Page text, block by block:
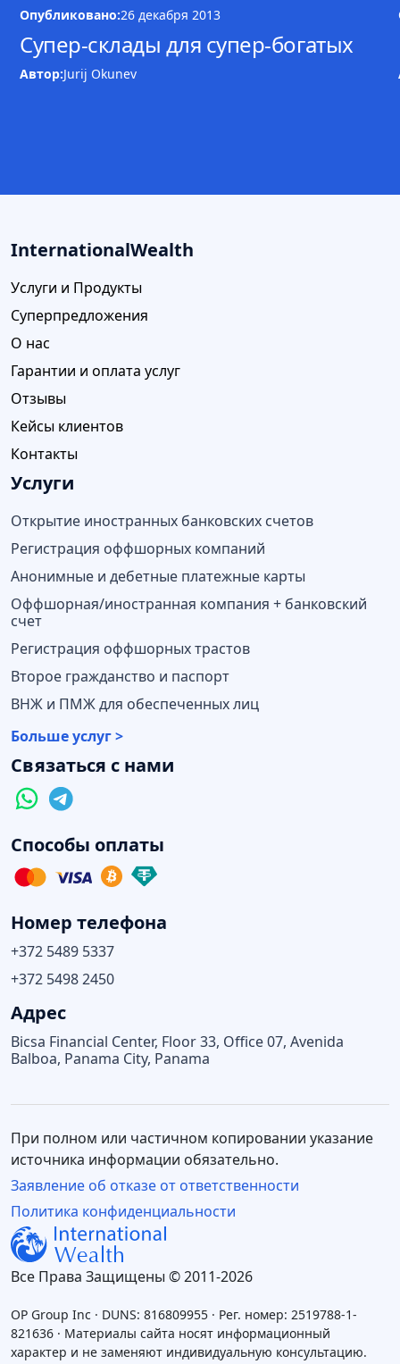
Опубликовано:26 декабря 2013
Супер-склады для супер-богатых
Автор:Jurij Okunev
InternationalWealth
Услуги и Продукты
Суперпредложения
О нас
Гарантии и оплата услуг
Отзывы
Кейсы клиентов
Контакты
Услуги
Открытие иностранных банковских счетов
Регистрация оффшорных компаний
Анонимные и дебетные платежные карты
Оффшорная/иностранная компания + банковский
счет
Регистрация оффшорных трастов
Второе гражданство и паспорт
ВНЖ и ПМЖ для обеспеченных лиц
Больше услуг >
Связаться с нами
Способы оплаты
Номер телефона
+372 5489 5337
+372 5498 2450
Адрес
Bicsa Financial Center, Floor 33, Office 07, Avenida
Balboa, Panama City, Panama
Все Права Защищены © 2011-2026
Политика конфиденциальности
При полном или частичном копировании указание
источника информации обязательно.
Заявление об отказе от ответственности
OP Group Inc · DUNS: 816809955 · Рег. номер: 2519788-1-
821636 · Материалы сайта носят информационный
характер и не заменяют индивидуальную консультацию.